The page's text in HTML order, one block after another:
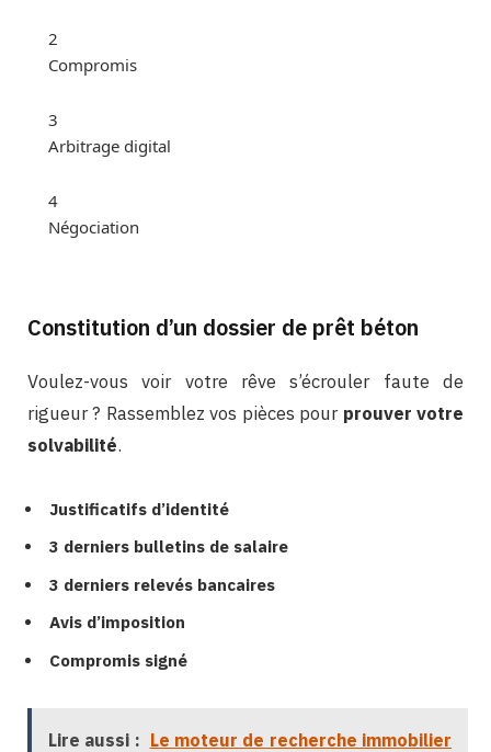
2
Compromis
3
Arbitrage digital
4
Négociation
Constitution d’un dossier de prêt béton
Voulez-vous voir votre rêve s’écrouler faute de
rigueur ? Rassemblez vos pièces pour prouver votre
solvabilité.
Justificatifs d’identité
3 derniers bulletins de salaire
3 derniers relevés bancaires
Avis d’imposition
Compromis signé
Lire aussi : Le moteur de recherche immobilier